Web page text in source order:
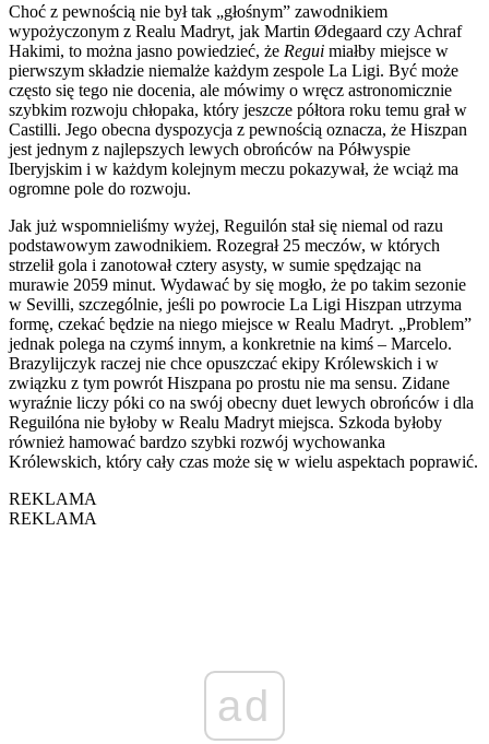
Choć z pewnością nie był tak „głośnym” zawodnikiem
wypożyczonym z Realu Madryt, jak Martin Ødegaard czy Achraf
Hakimi, to można jasno powiedzieć, że Regui miałby miejsce w
pierwszym składzie niemalże każdym zespole La Ligi. Być może
często się tego nie docenia, ale mówimy o wręcz astronomicznie
szybkim rozwoju chłopaka, który jeszcze półtora roku temu grał w
Castilli. Jego obecna dyspozycja z pewnością oznacza, że Hiszpan
jest jednym z najlepszych lewych obrońców na Półwyspie
Iberyjskim i w każdym kolejnym meczu pokazywał, że wciąż ma
ogromne pole do rozwoju.
Jak już wspomnieliśmy wyżej, Reguilón stał się niemal od razu
podstawowym zawodnikiem. Rozegrał 25 meczów, w których
strzelił gola i zanotował cztery asysty, w sumie spędzając na
murawie 2059 minut. Wydawać by się mogło, że po takim sezonie
w Sevilli, szczególnie, jeśli po powrocie La Ligi Hiszpan utrzyma
formę, czekać będzie na niego miejsce w Realu Madryt. „Problem”
jednak polega na czymś innym, a konkretnie na kimś – Marcelo.
Brazylijczyk raczej nie chce opuszczać ekipy Królewskich i w
związku z tym powrót Hiszpana po prostu nie ma sensu. Zidane
wyraźnie liczy póki co na swój obecny duet lewych obrońców i dla
Reguilóna nie byłoby w Realu Madryt miejsca. Szkoda byłoby
również hamować bardzo szybki rozwój wychowanka
Królewskich, który cały czas może się w wielu aspektach poprawić.
REKLAMA
REKLAMA
ad